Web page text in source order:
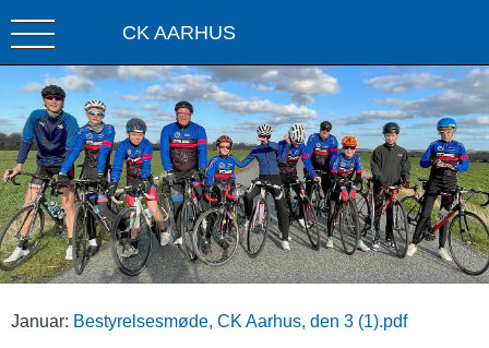
CK AARHUS
Januar: Bestyrelsesmøde, CK Aarhus, den 3 (1).pdf